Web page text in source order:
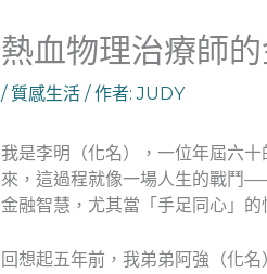
熱血物理治療師
/ 質感生活/ 作者:JUDY
我是李明（化名），一位年屆六
來，這過程就像一場人生的戰鬥
金融智慧，尤其當「手足同心」
回想起五年前，我弟弟阿強（化